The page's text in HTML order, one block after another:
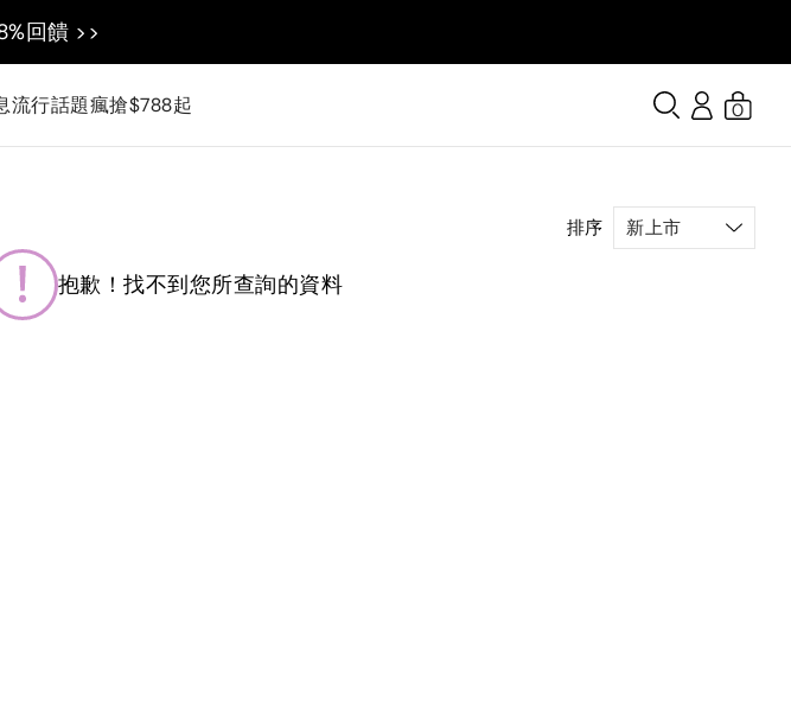
回饋 >>
流行話題瘋搶$788起 0
排序
抱歉！找不到您所查詢的資料